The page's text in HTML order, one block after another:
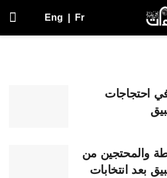
Eng Fr
3 وإصابة 66 في احتجاجات
والمحتجين من
بعد انتخابات